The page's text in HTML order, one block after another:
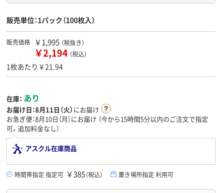
販売単位：1パック（100枚入）
販売価格 ￥1,995 （税抜き）
￥2,194 （税込）
1枚あたり￥21.94
在庫： あり
お届け日：8月11日（火）にお届け
お急ぎ便：8月10日（月）にお届け （今から15時間5分以内のご注文で指定
可。追加料金なし）
アスクル在庫商品
時間帯指定 指定可 ￥385（税込） 置き場所指定 利用可